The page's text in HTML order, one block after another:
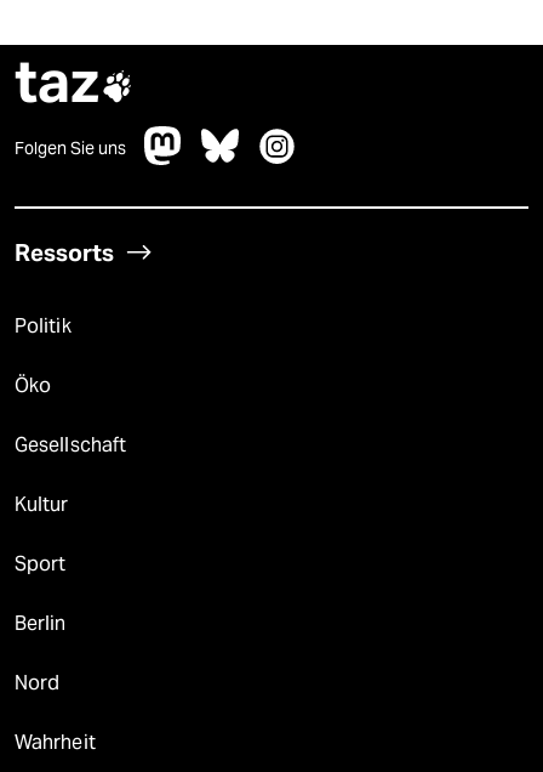
taz
Folgen Sie uns
Ressorts
Politik
Öko
Gesellschaft
Kultur
Sport
Berlin
Nord
Wahrheit